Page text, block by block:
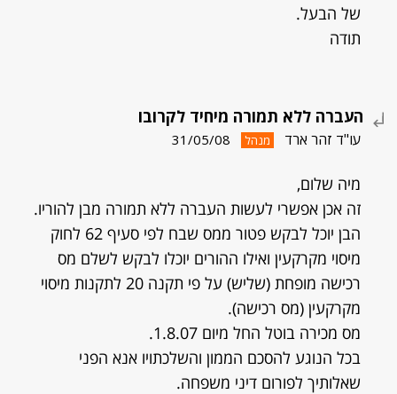
של הבעל.
תודה
העברה ללא תמורה מיחיד לקרובו
עו"ד זהר ארד מנהל 31/05/08
מיה שלום,
זה אכן אפשרי לעשות העברה ללא תמורה מבן להוריו.
הבן יוכל לבקש פטור ממס שבח לפי סעיף 62 לחוק
מיסוי מקרקעין ואילו ההורים יוכלו לבקש לשלם מס
רכישה מופחת (שליש) על פי תקנה 20 לתקנות מיסוי
מקרקעין (מס רכישה).
מס מכירה בוטל החל מיום 1.8.07.
בכל הנוגע להסכם הממון והשלכתויו אנא הפני
שאלותיך לפורום דיני משפחה.